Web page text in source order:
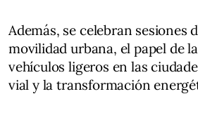
Además, se celebran sesiones
movilidad urbana, el papel de
vehículos ligeros en las
vial y la transformación